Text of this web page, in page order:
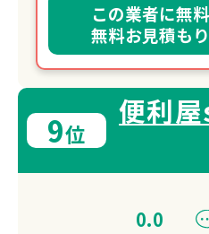
この業者に無
無料お見積もり
9位
便利
0.0